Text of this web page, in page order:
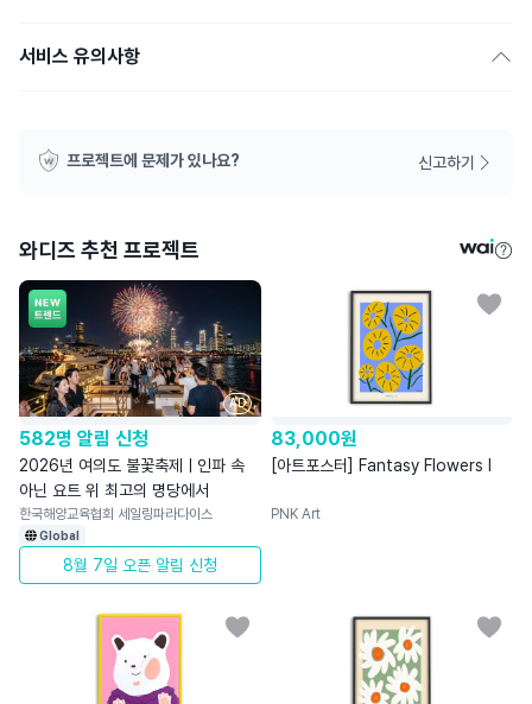
서비스 유의사항
프로젝트에 문제가 있나요? 신고하기
와디즈 추천 프로젝트
AD
582명 알림 신청
2026년 여의도 불꽃축제ㅣ인파 속
아닌 요트 위 최고의 명당에서
한국해양교육협회 세일링파라다이스
Global
8월 7일 오픈 알림 신청
83,000원
[아트포스터] Fantasy Flowers I
PNK Art